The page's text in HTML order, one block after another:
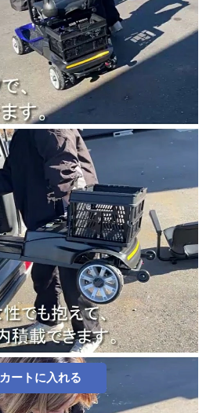
カートに入れる